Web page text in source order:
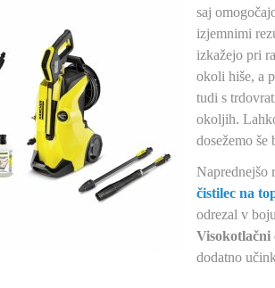
saj
izjemnimi
izkažejo pri
okoli hiše, a
tudi s
okoljih.
dosežemo še
Naprednejšo
čistilec na
odrezal v
Visokotlačni
dodatno